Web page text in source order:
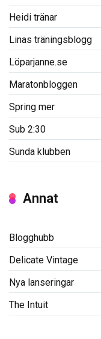
Heidi tränar
Linas träningsblogg
Löparjanne.se
Maratonbloggen
Spring mer
Sub 2:30
Sunda klubben
Annat
Blogghubb
Delicate Vintage
Nya lanseringar
The Intuit